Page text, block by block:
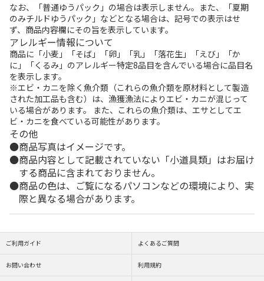
なお、「普通ゆうパック」の場合は表示しません。また、「夏期
のみチルドゆうパック」などとなる場合は、記号での表示はせ
ず、商品内容欄にその旨を表示しています。
アレルギー情報について
商品に「小麦」「そば」「卵」「乳」「落花生」「えび」「か
に」「くるみ」のアレルギー特定8品目を含んでいる場合に品目名
を表示します。
※エビ・カニを除く魚介類（これらの魚介類を原材料として製造
された加工品も含む）は、漁獲漁法によりエビ・カニが混じって
いる場合があります。 また、これらの魚介類は、エサとしてエ
ビ・カニを食べている可能性があります。
その他
商品写真はイメージです。
商品内容として記載されていない「小道具類」はお届け
する商品に含まれておりません。
商品の色は、ご覧になるパソコンなどの環境により、実
際と異なる場合があります。
ご利用ガイド よくあるご質問
お問い合わせ 利用規約